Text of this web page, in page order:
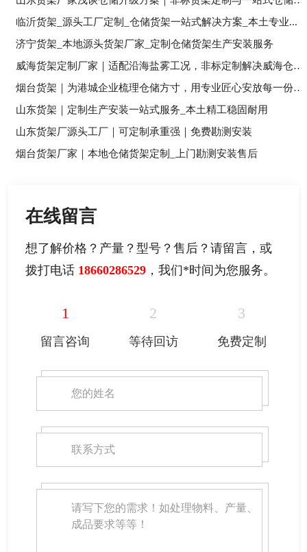
临沂货架_源头工厂定制_仓储货架一站式解决方案_本土专业...
济宁货架_本地源头货架厂家_定制仓储货架生产安装服务
威海货架定制厂家｜适配沿海盐雾工况，非标定制解决威海仓储...
烟台货架｜为港城企业梳理仓储方寸，用专业匠心安放每一份经...
山东货架｜定制生产安装一站式服务_本土精工稳固耐用
山东货架厂源头工厂｜可定制承重强｜免费勘测安装
烟台货架厂家｜本地仓储货架定制_上门勘测安装售后
在线留言
想了解价格？产量？型号？售后？请留言，或
拨打电话 18660286529 ，我们*时间为您服务。
1
留言咨询
2
等待回访
3
免费定制